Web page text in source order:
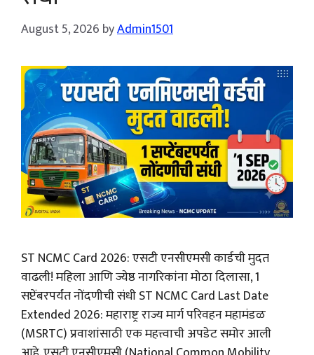
August 5, 2026 byAdmin1501
ST NCMC Card 2026: एसटी एनसीएमसी कार्डची मुदत
वाढली! महिला आणि ज्येष्ठ नागरिकांना मोठा दिलासा, 1
सप्टेंबरपर्यंत नोंदणीची संधी ST NCMC Card Last Date
Extended 2026: महाराष्ट्र राज्य मार्ग परिवहन महामंडळ
(MSRTC) प्रवाशांसाठी एक महत्त्वाची अपडेट समोर आली